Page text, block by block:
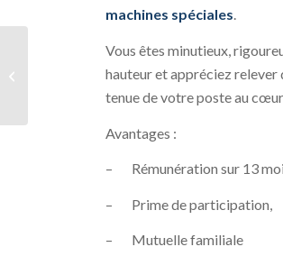
machines spéciales.
Vous êtes minutieux,
hauteur et appréciez relever
tenue de votre poste au
Avantages :
– Rémunération sur 13
– Prime de participation,
– Mutuelle familiale